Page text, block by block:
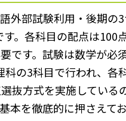
外部試験利用・後期の
。各科目の配点は100
です。試験は数学が必
の3科目で行われ、各
抜方式を実施してい
を徹底的に押さえてお